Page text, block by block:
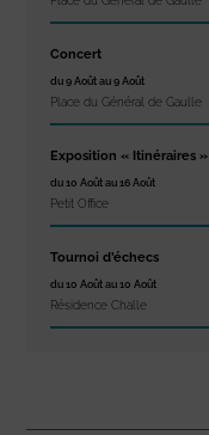
Concert
du 9 Août au 9 Août
Place du Général de Gaulle
Exposition « Itinéraires »
du 10 Août au 16 Août
Petit Office
Tournoi d’échecs
du 10 Août au 10 Août
Résidence Challe